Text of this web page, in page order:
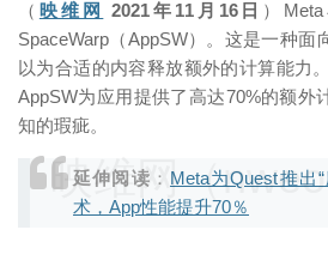
（ 映维网 2021年11月16日 ）
SpaceWarp（AppSW）。这是一种面
以为合适的内容释放额外的计算能力
AppSW为应用提供了高达70%的额外
知的瑕疵。
延伸阅读 ： Meta为Quest推出
术，App性能提升70％
映维网（